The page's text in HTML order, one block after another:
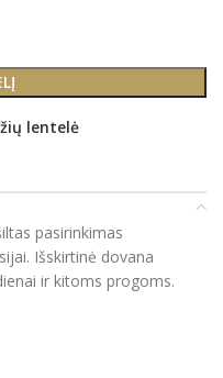
lentelė
pasirinkimas
Išskirtinė dovana
ir kitoms progoms.